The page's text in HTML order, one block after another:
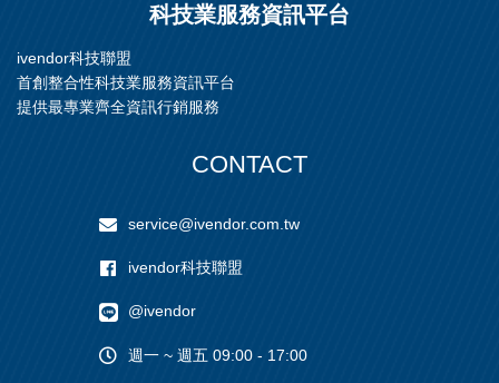
科技業服務資訊平台
ivendor科技聯盟
首創整合性科技業服務資訊平台
提供最專業齊全資訊行銷服務
CONTACT
service@ivendor.com.tw
ivendor科技聯盟
@ivendor
週一 ~ 週五 09:00 - 17:00